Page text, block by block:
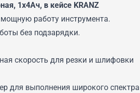
1х4Ач, в кейсе KRANZ
работу инструмента.
без подзарядки.
скорость для резки и шлифовки
для выполнения широкого спектра